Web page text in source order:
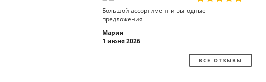
Большой ассортимент и выгодные
предложения
Мария
1 июня 2026
ВСЕ ОТЗЫВЫ